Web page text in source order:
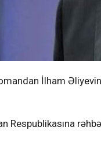
İlham
Respublikasına